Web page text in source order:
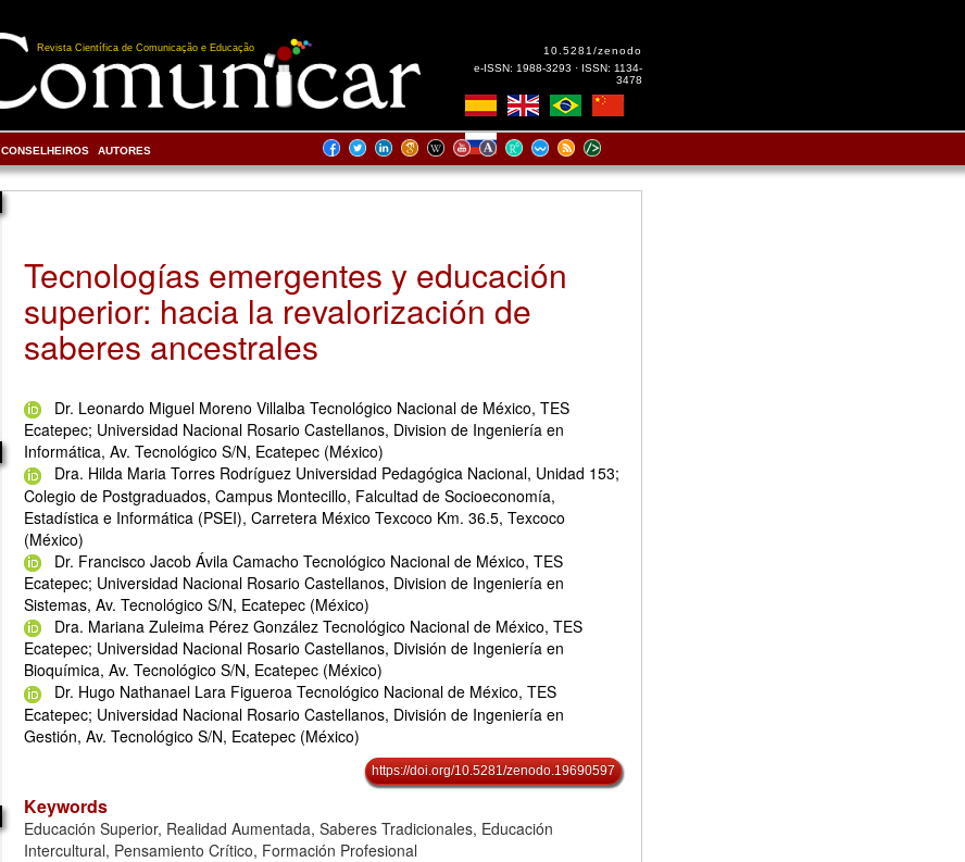
Revista Científica de Comunicação e Educação
10.5281/zenodo
e-ISSN: 1988-3293 · ISSN: 1134-
3478
CONSELHEIROS AUTORES
Tecnologías emergentes y educación
superior: hacia la revalorización de
saberes ancestrales
Dr. Leonardo Miguel Moreno Villalba Tecnológico Nacional de México, TES
Ecatepec; Universidad Nacional Rosario Castellanos, Division de Ingeniería en
Informática, Av. Tecnológico S/N, Ecatepec (México)
Dra. Hilda Maria Torres Rodríguez Universidad Pedagógica Nacional, Unidad 153;
Colegio de Postgraduados, Campus Montecillo, Falcultad de Socioeconomía,
Estadística e Informática (PSEI), Carretera México Texcoco Km. 36.5, Texcoco
(México)
Dr. Francisco Jacob Ávila Camacho Tecnológico Nacional de México, TES
Ecatepec; Universidad Nacional Rosario Castellanos, Division de Ingeniería en
Sistemas, Av. Tecnológico S/N, Ecatepec (México)
Dra. Mariana Zuleima Pérez González Tecnológico Nacional de México, TES
Ecatepec; Universidad Nacional Rosario Castellanos, División de Ingeniería en
Bioquímica, Av. Tecnológico S/N, Ecatepec (México)
Dr. Hugo Nathanael Lara Figueroa Tecnológico Nacional de México, TES
Ecatepec; Universidad Nacional Rosario Castellanos, División de Ingeniería en
Gestión, Av. Tecnológico S/N, Ecatepec (México)
https://doi.org/10.5281/zenodo.19690597
Keywords
Educación Superior, Realidad Aumentada, Saberes Tradicionales, Educación
Intercultural, Pensamiento Crítico, Formación Profesional